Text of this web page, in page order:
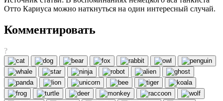
Отто Кариуса можно наткнуться на один интересный случай.
Комментировать
?